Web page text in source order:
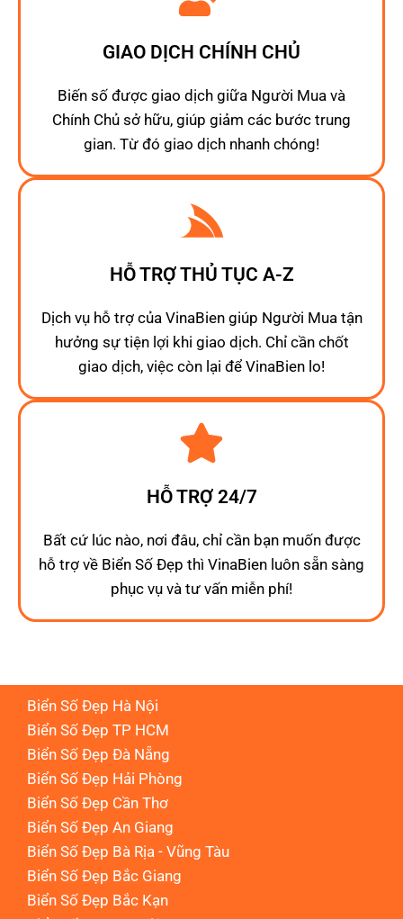
GIAO DỊCH CHÍNH CHỦ
Biến số được giao dịch giữa Người Mua và
Chính Chủ sở hữu, giúp giảm các bước trung
gian. Từ đó giao dịch nhanh chóng!
HỖ TRỢ THỦ TỤC A-Z
Dịch vụ hỗ trợ của VinaBien giúp Người Mua tận
hưởng sự tiện lợi khi giao dịch. Chỉ cần chốt
giao dịch, việc còn lại để VinaBien lo!
HỖ TRỢ 24/7
Bất cứ lúc nào, nơi đâu, chỉ cần bạn muốn được
hỗ trợ về Biển Số Đẹp thì VinaBien luôn sẵn sàng
phục vụ và tư vấn miễn phí!
Biển Số Đẹp Hà Nội
Biển Số Đẹp TP HCM
Biển Số Đẹp Đà Nẵng
Biển Số Đẹp Hải Phòng
Biển Số Đẹp Cần Thơ
Biển Số Đẹp An Giang
Biển Số Đẹp Bà Rịa - Vũng Tàu
Biển Số Đẹp Bắc Giang
Biển Số Đẹp Bắc Kạn